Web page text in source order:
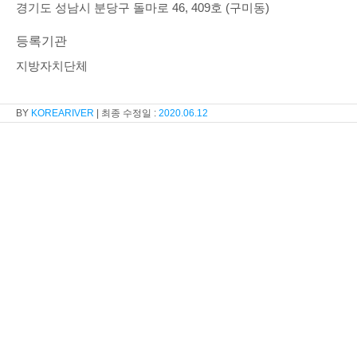
경기도 성남시 분당구 돌마로 46, 409호 (구미동)
등록기관
지방자치단체
KOREARIVER 2020.06.12